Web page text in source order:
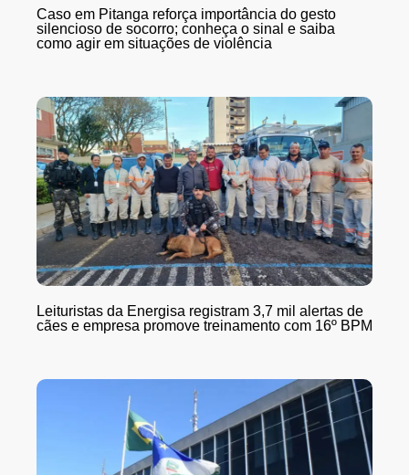
Caso em Pitanga reforça importância do gesto
silencioso de socorro; conheça o sinal e saiba
como agir em situações de violência
Leituristas da Energisa registram 3,7 mil alertas de
cães e empresa promove treinamento com 16º BPM